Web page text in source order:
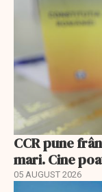
CCR pune
mari. Cine
05 AUGUST 2026